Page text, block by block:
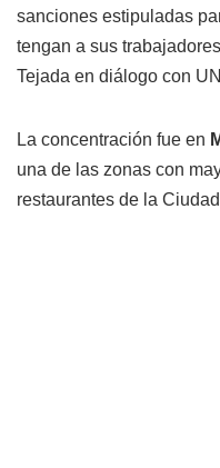
sanciones estipuladas
tengan a sus
Tejada en diálogo con
La concentración fue en
una de las zonas con
restaurantes de la